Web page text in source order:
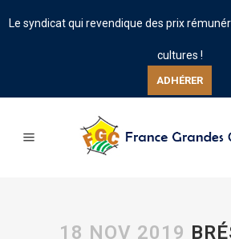
Le syndicat qui revendique des prix
cultures !
ADHÉRER
18 NOV 2019